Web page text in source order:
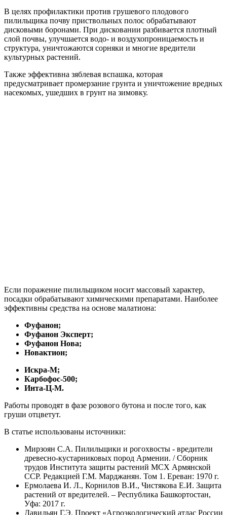
В целях профилактики против грушевого плодового
пилильщика почву приствольных полос обрабатывают
дисковыми боронами. При дисковании разбивается плотный
слой почвы, улучшается водо- и воздухопроницаемость и
структура, уничтожаются сорняки и многие вредители
культурных растений.
Также эффективна зяблевая вспашка, которая
предусматривает промерзание грунта и уничтожение вредных
насекомых, ушедших в грунт на зимовку.
Если поражение пилильщиком носит массовый характер,
посадки обрабатывают химическими препаратами. Наиболее
эффективны средства на основе малатиона:
Фуфанон;
Фуфанон Эксперт;
Фуфанон Нова;
Новактион;
Искра-М;
Карбофос-500;
Инта-Ц-М.
Работы проводят в фазе розового бутона и после того, как
груши отцветут.
В статье использованы источники:
Мирзоян С.А. Пилильщики и рогохвосты - вредители
древесно-кустарниковых пород Армении. / Сборник
трудов Института защиты растений МСХ Армянской
ССР. Редакцией Г.М. Марджанян. Том 1. Ереван: 1970 г.
Ермолаева И. Л., Корнилов В.И., Чистякова Е.И. Защита
растений от вредителей. – Республика Башкортостан,
Уфа: 2017 г.
Давидьян Г.Э. Проект «Агроэкологический атлас России